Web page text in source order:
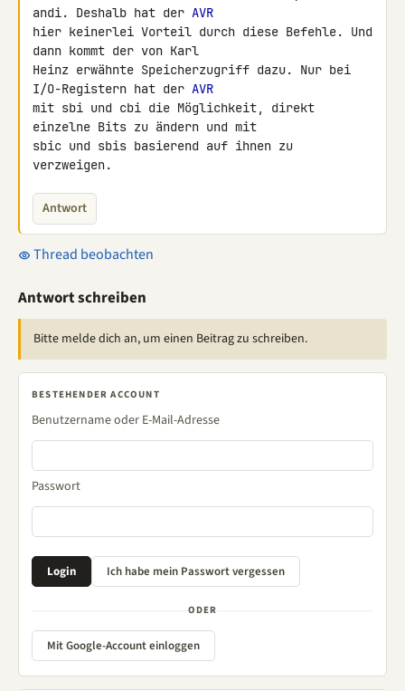
andi. Deshalb hat der AVR
hier keinerlei Vorteil durch diese Befehle. Und
dann kommt der von Karl
Heinz erwähnte Speicherzugriff dazu. Nur bei
I/O-Registern hat der AVR
mit sbi und cbi die Möglichkeit, direkt
einzelne Bits zu ändern und mit
sbic und sbis basierend auf ihnen zu
verzweigen.
Antwort
Thread beobachten
Antwort schreiben
Bitte melde dich an, um einen Beitrag zu schreiben.
BESTEHENDER ACCOUNT
Benutzername oder E-Mail-Adresse
Passwort
ODER
Mit Google-Account einloggen